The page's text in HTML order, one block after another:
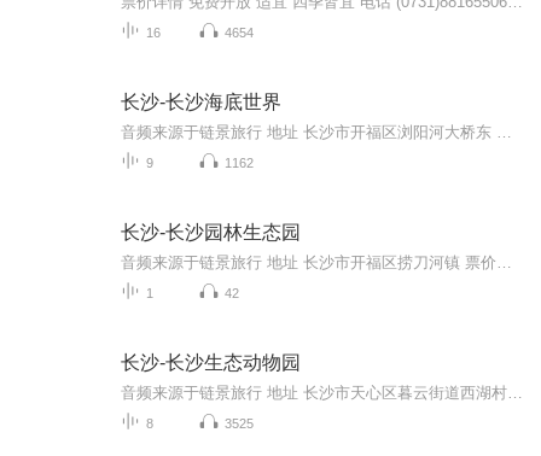
16 4654
长沙-长沙海底世界
9 1162
长沙-长沙园林生态园
1 42
长沙-长沙生态动物园
8 3525